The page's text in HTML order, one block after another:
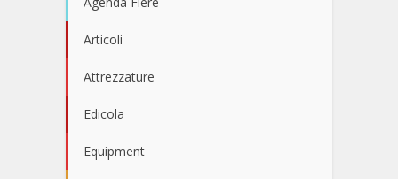
Articoli
Attrezzature
Edicola
Equipment